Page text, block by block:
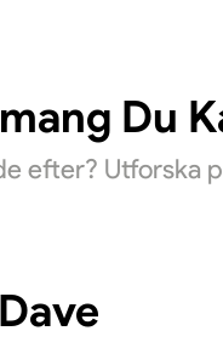
Du
efter? Utforska